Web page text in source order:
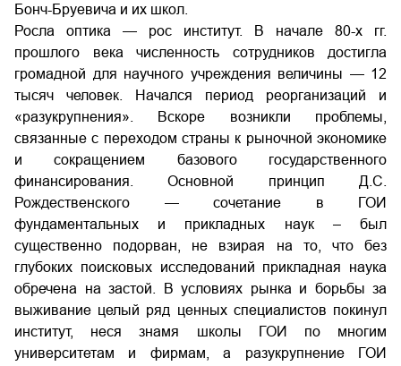
Бонч-Бруевича и их школ.
Росла оптика — рос институт. В начале 80-х гг.
прошлого века численность сотрудников достигла
громадной для научного учреждения величины — 12
тысяч человек. Начался период реорганизаций и
«разукрупнения». Вскоре возникли проблемы,
связанные с переходом страны к рыночной экономике
и сокращением базового государственного
финансирования. Основной принцип Д.С.
Рождественского — сочетание в ГОИ
фундаментальных и прикладных наук – был
существенно подорван, не взирая на то, что без
глубоких поисковых исследований прикладная наука
обречена на застой. В условиях рынка и борьбы за
выживание целый ряд ценных специалистов покинул
институт, неся знамя школы ГОИ по многим
университетам и фирмам, а разукрупнение ГОИ